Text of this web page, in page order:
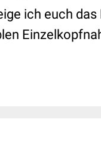
ich euch